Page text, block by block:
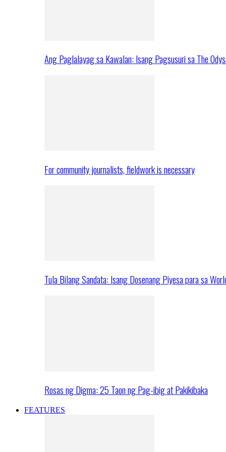
Ang Paglalayag sa Kawalan: Isang Pagsusuri sa The
For community journalists, fieldwork is necessary
Tula Bilang Sandata: Isang Dosenang Piyesa para sa
Rosas ng Digma: 25 Taon ng Pag-ibig at Pakikibaka
FEATURES